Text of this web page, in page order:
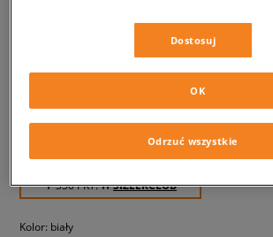
329,99 zł z VAT
(Cena początkowa)
✛ 330 PKT. WSIZEERCLUB
Kolor: biały
Dostosuj
Odrzuć wszystkie
OK